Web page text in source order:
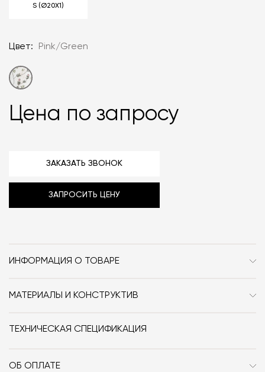
S (Ø20X1)
Цвет: Pink/Green
Цена по запросу
ЗАКАЗАТЬ ЗВОНОК
ЗАПРОСИТЬ ЦЕНУ
ИНФОРМАЦИЯ О ТОВАРЕ
Материал фарфор
МАТЕРИАЛЫ И КОНСТРУКТИВ
ТЕХНИЧЕСКАЯ СПЕЦИФИКАЦИЯ
ОБ ОПЛАТЕ